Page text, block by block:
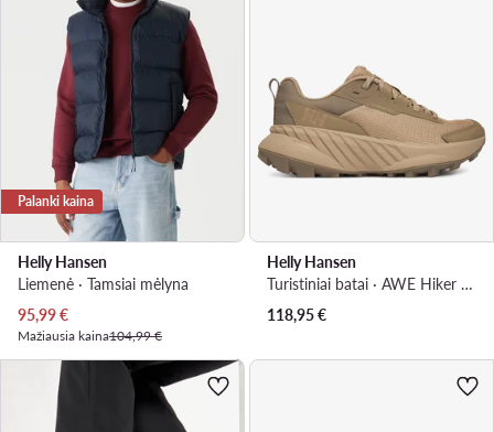
Palanki kaina
Helly Hansen
Liemenė · Tamsiai mėlyna
Dabartinė kaina
95,99€
Mažiausia kaina104,99 €
Helly Hansen
Turistiniai batai · AWE Hiker DWR 12098 · Chaki
118,95€